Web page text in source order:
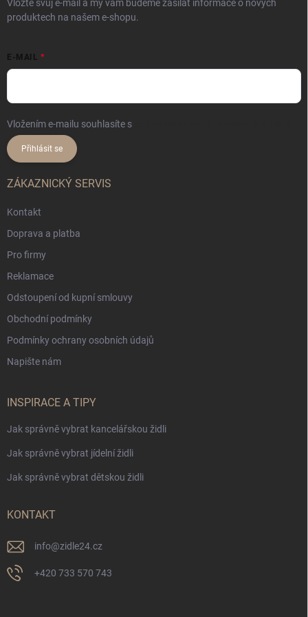
Vložte svůj e-mail a my vám budeme zasílat informace o nových
produktech na našem e-shopu.
E-MAIL
Vložením e-mailu souhlasíte s
Přihlásit se
ZÁKAZNICKÝ SERVIS
Kontakt
Doprava a platba
Pro firmy
Reklamace
Odstoupení od kupní smlouvy
Obchodní podmínky
Podmínky ochrany osobních údajů
Napište nám
INSPIRACE A TIPY
Jak správně vybrat kancelářskou židli
Jak správně vybrat jídelní židli
Jak správně vybrat dětskou židli
KONTAKT
info@zidle24.cz
+420 733 570 743